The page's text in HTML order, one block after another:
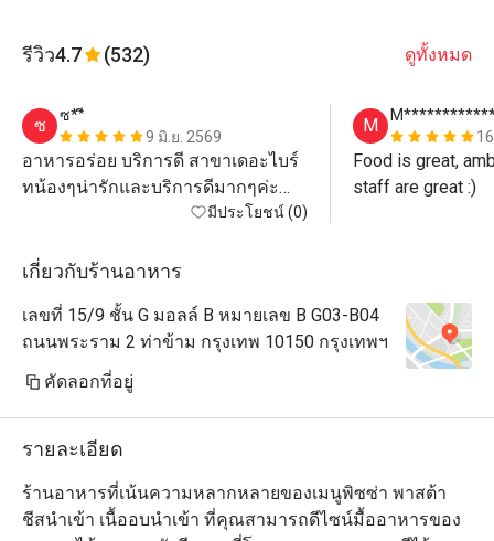
รีวิว4.7 (532) ดูทั้งหมด
ซ
ซ**ี
9 มิ.ย. 2569
อาหารอร่อย บริการดี สาขาเดอะไบร์
ทน้องๆน่ารักและบริการดีมากๆค่ะ
ขอบคุณแอปetigo ทำให้เรามีมื้อ
มีประโยชน์ (0)
M
Food is great,
staff are great :)
เกี่ยวกับร้านอาหาร
เลขที่ 15/9 ชั้น G มอลล์ B หมายเลข B G03-B04
ถนนพระราม 2 ท่าข้าม กรุงเทพ 10150 กรุงเทพฯ
คัดลอกที่อยู่
รายละเอียด
ร้านอาหารที่เน้นความหลากหลายของเมนูพิซซ่า พาสต้า
ชีสนำเข้า เนื้ออบนำเข้า ที่คุณสามารถดีไซน์มื้ออาหารของ